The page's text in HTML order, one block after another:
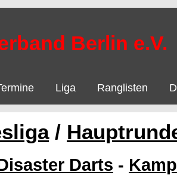
Berlin e.V.
Liga Ranglisten
/
Darts -